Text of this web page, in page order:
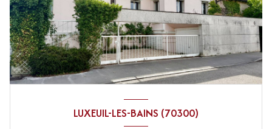
LUXEUIL-LES-BAINS (70300)